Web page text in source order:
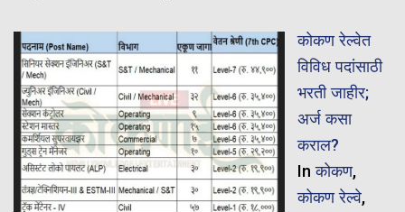
कोकण रेल्वेत
विविध पदांसाठी
भरती जाहीर;
अर्ज कसा
कराल?
Inकोकण,
कोकण रेल्वे,